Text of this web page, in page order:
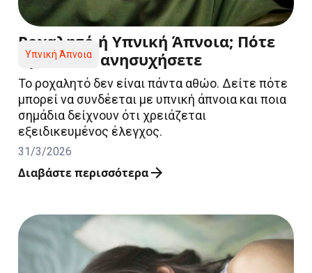
Υπνική Άπνοια
Ροχαλητό ή Υπνική Άπνοια; Πότε
πρέπει να ανησυχήσετε
Το ροχαλητό δεν είναι πάντα αθώο. Δείτε πότε
μπορεί να συνδέεται με υπνική άπνοια και ποια
σημάδια δείχνουν ότι χρειάζεται
εξειδικευμένος έλεγχος.
31/3/2026
Διαβάστε περισσότερα